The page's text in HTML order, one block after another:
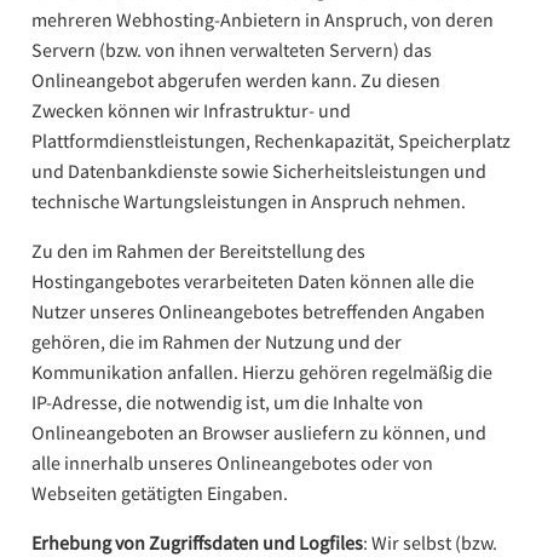
mehreren Webhosting-Anbietern in Anspruch, von deren
Servern (bzw. von ihnen verwalteten Servern) das
Onlineangebot abgerufen werden kann. Zu diesen
Zwecken können wir Infrastruktur- und
Plattformdienstleistungen, Rechenkapazität, Speicherplatz
und Datenbankdienste sowie Sicherheitsleistungen und
technische Wartungsleistungen in Anspruch nehmen.
Zu den im Rahmen der Bereitstellung des
Hostingangebotes verarbeiteten Daten können alle die
Nutzer unseres Onlineangebotes betreffenden Angaben
gehören, die im Rahmen der Nutzung und der
Kommunikation anfallen. Hierzu gehören regelmäßig die
IP-Adresse, die notwendig ist, um die Inhalte von
Onlineangeboten an Browser ausliefern zu können, und
alle innerhalb unseres Onlineangebotes oder von
Webseiten getätigten Eingaben.
Erhebung von Zugriffsdaten und Logfiles: Wir selbst (bzw.